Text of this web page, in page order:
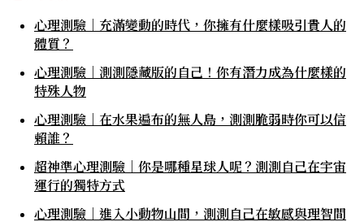
心理測驗｜充滿變動的時代，你擁有什麼樣吸引貴人的
體質？
心理測驗｜測測隱藏版的自己！你有潛力成為什麼樣的
特殊人物
心理測驗｜在水果遍布的無人島，測測脆弱時你可以信
賴誰？
超神準心理測驗｜你是哪種星球人呢？測測自己在宇宙
運行的獨特方式
心理測驗｜進入小動物山間，測測自己在敏感與理智間